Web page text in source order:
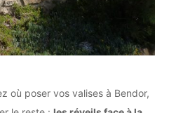
où poser vos valises à Bendor,